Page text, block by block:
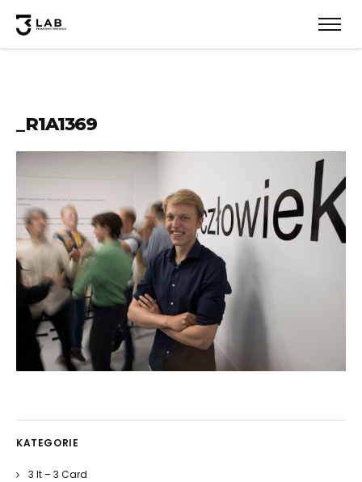
_R1A1369
KATEGORIE
3 It – 3 Card